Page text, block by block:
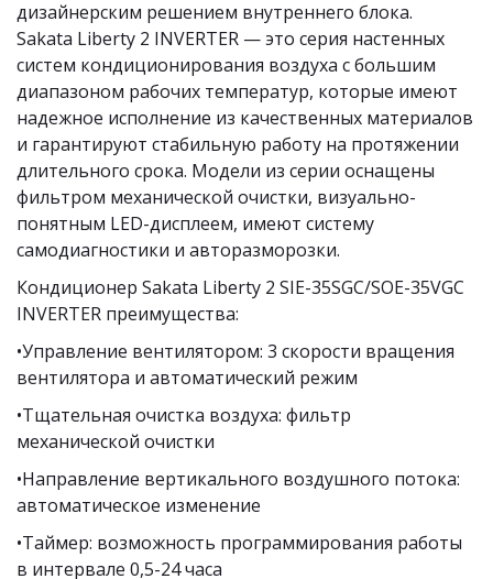
дизайнерским решением внутреннего блока.
Sakata Liberty 2 INVERTER — это серия настенных
систем кондиционирования воздуха с большим
диапазоном рабочих температур, которые имеют
надежное исполнение из качественных материалов
и гарантируют стабильную работу на протяжении
длительного срока. Модели из серии оснащены
фильтром механической очистки, визуально-
понятным LED-дисплеем, имеют систему
самодиагностики и авторазморозки.
Кондиционер Sakata Liberty 2 SIE-35SGC/SOE-35VGC
INVERTER преимущества:
•Управление вентилятором: 3 скорости вращения
вентилятора и автоматический режим
•Тщательная очистка воздуха: фильтр
механической очистки
•Направление вертикального воздушного потока:
автоматическое изменение
•Таймер: возможность программирования работы
в интервале 0,5-24 часа